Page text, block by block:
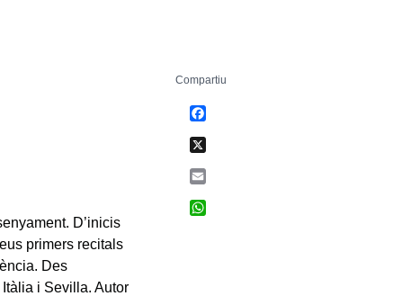
D’inicis
primers recitals
Des
i Sevilla. Autor
Compartiu